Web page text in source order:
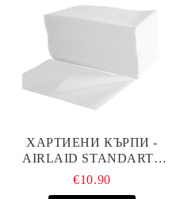
ХАРТИЕНИ КЪРПИ -
AIRLAID STANDART -
40СМ/70СМ - 100БР
€10.90